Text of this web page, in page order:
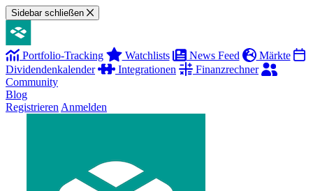
Sidebar schließen
Portfolio-Tracking Watchlists News Feed
Märkte
Dividendenkalender
Integrationen
Finanzrechner
Community
Blog
Registrieren Anmelden